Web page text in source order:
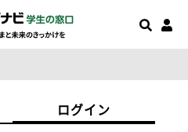
ログイン